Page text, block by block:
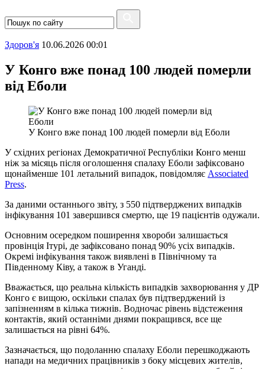
Здоров'я 10.06.2026 00:01
У Конго вже понад 100 людей померли
від Еболи
У Конго вже понад 100 людей померли від Еболи
У східних регіонах Демократичної Республіки Конго менш
ніж за місяць після оголошення спалаху Еболи зафіксовано
щонайменше 101 летальний випадок, повідомляє Associated
Press.
За даними останнього звіту, з 550 підтверджених випадків
інфікування 101 завершився смертю, ще 19 пацієнтів одужали.
Основним осередком поширення хвороби залишається
провінція Ітурі, де зафіксовано понад 90% усіх випадків.
Окремі інфікування також виявлені в Північному та
Південному Ківу, а також в Уганді.
Вважається, що реальна кількість випадків захворювання у ДР
Конго є вищою, оскільки спалах був підтверджений із
запізненням в кілька тижнів. Водночас рівень відстеження
контактів, який останніми днями покращився, все ще
залишається на рівні 64%.
Зазначається, що подоланню спалаху Еболи перешкоджають
напади на медичних працівників з боку місцевих жителів,